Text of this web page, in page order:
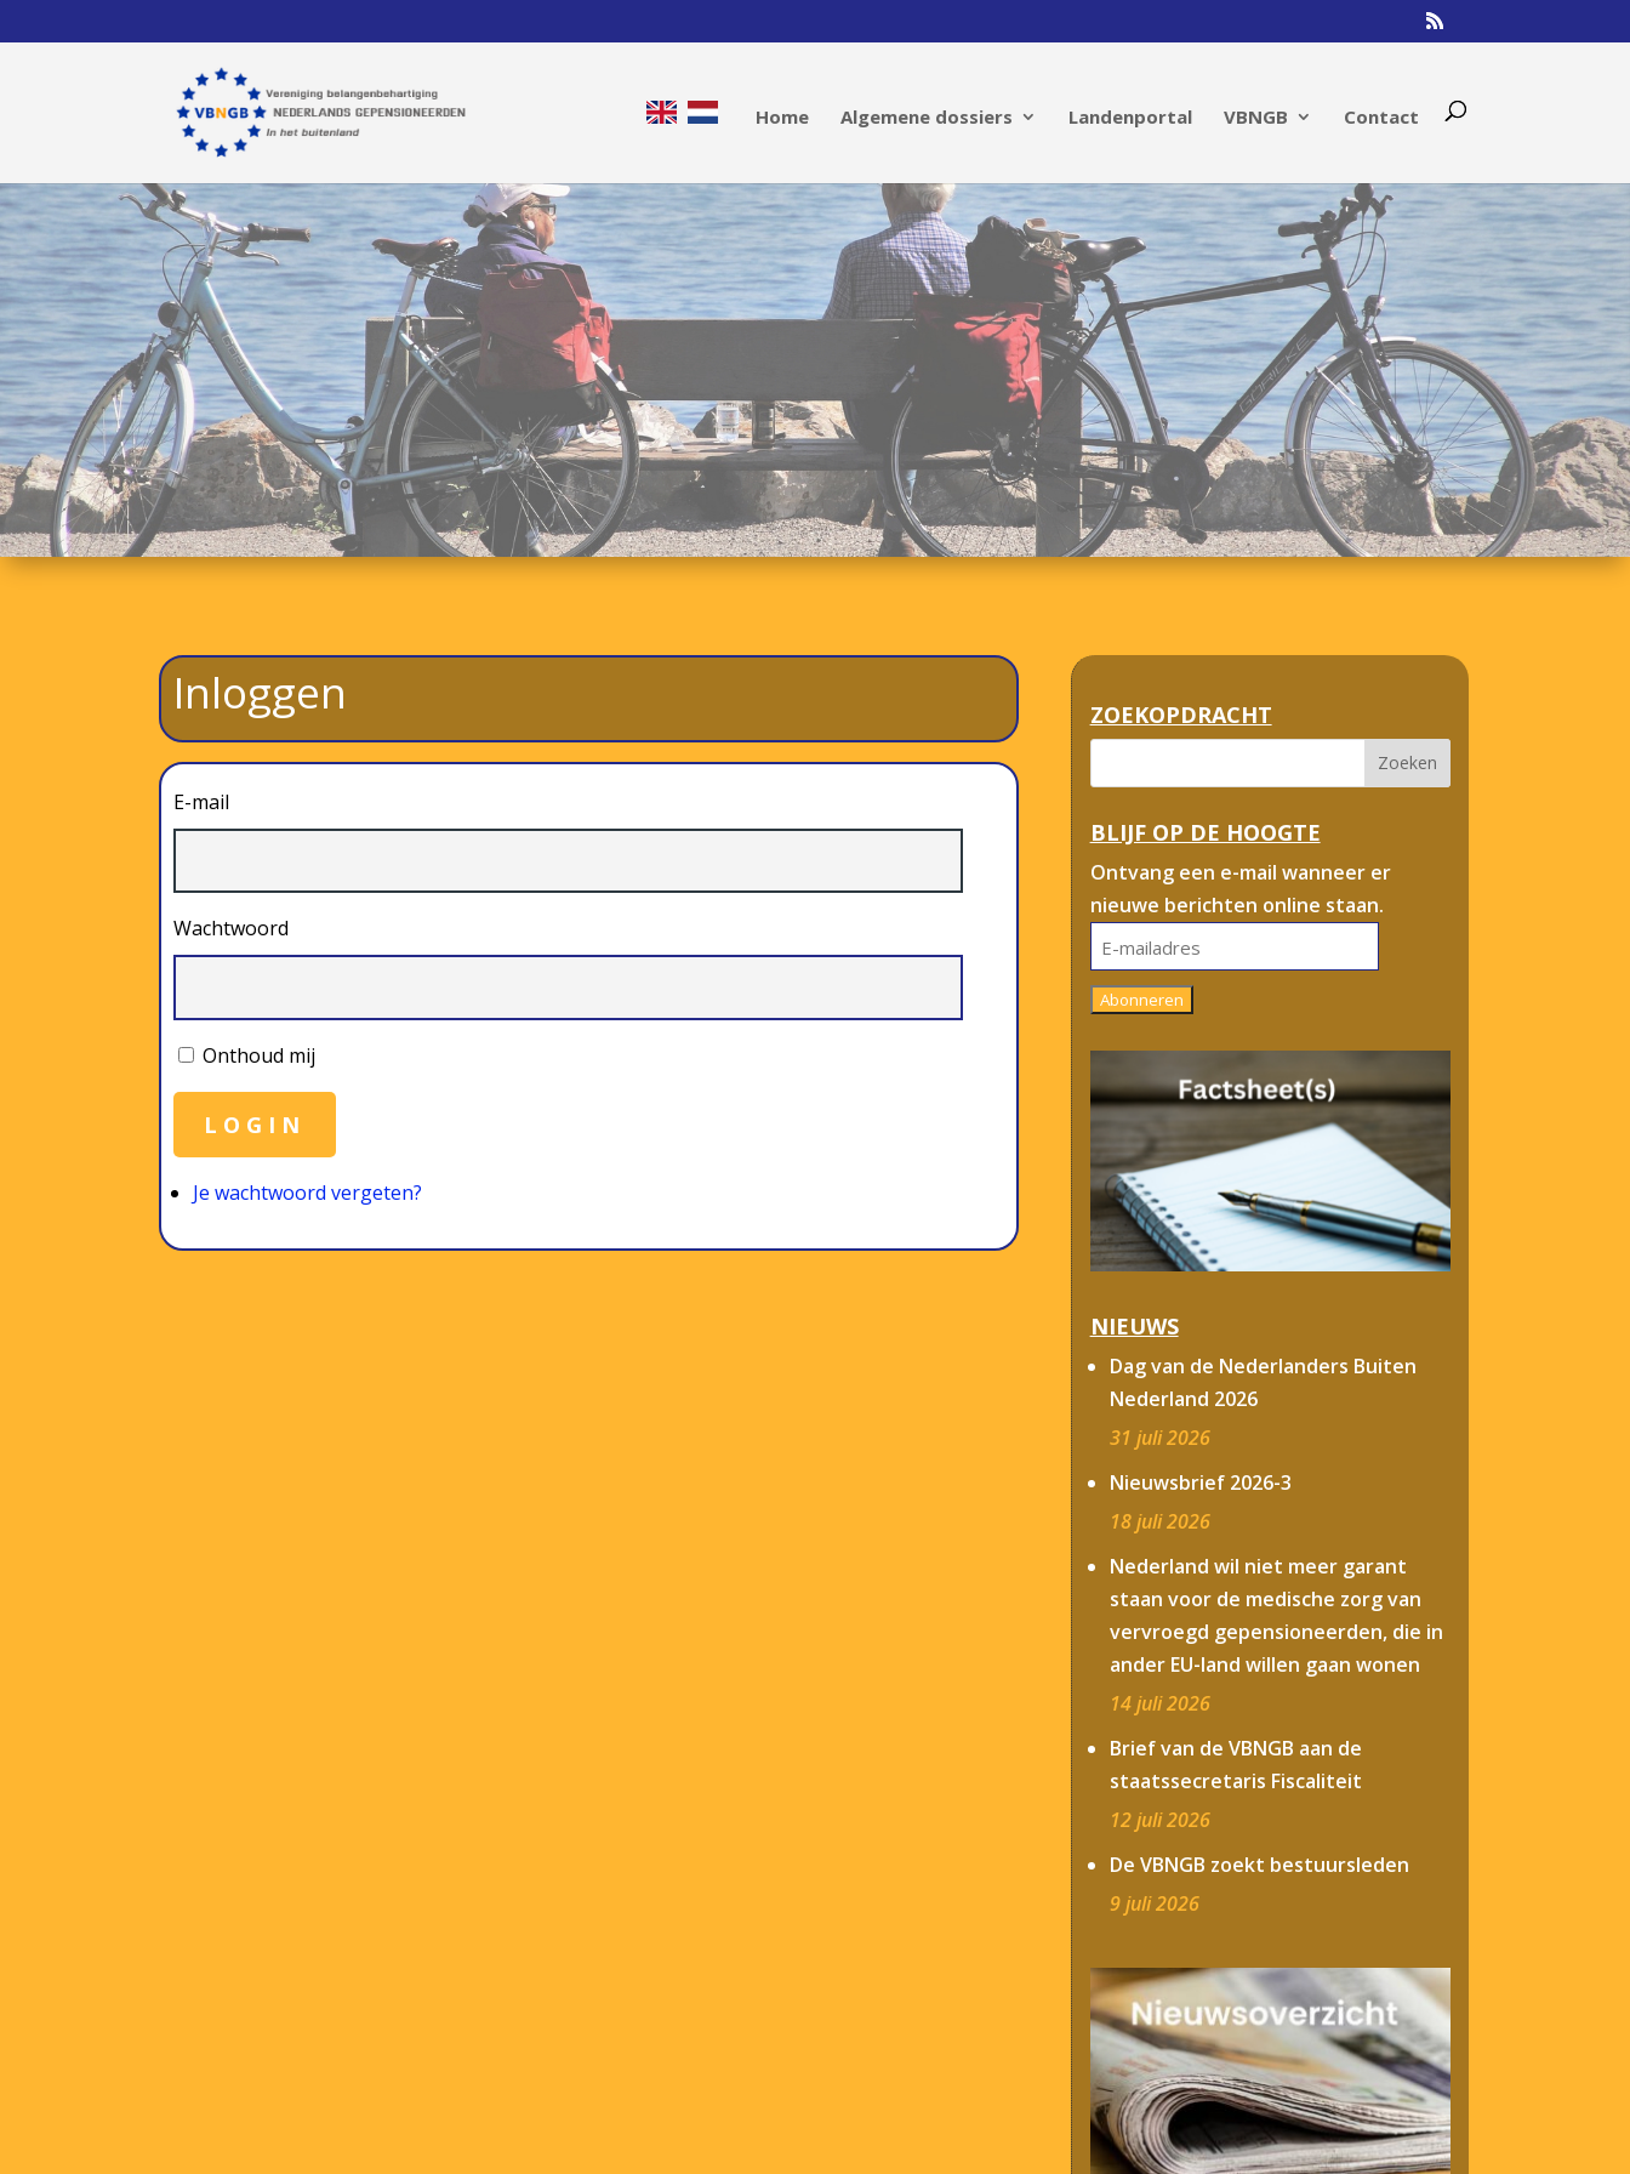
Home Algemene dossiers Landenportal VBNGB Contact
Inloggen
E-mail
Wachtwoord
Onthoud mij
LOGIN
Je wachtwoord vergeten?
ZOEKOPDRACHT
BLIJF OP DE HOOGTE
Ontvang een e-mail wanneer er
nieuwe berichten online staan.
E-
mailadres
Abonneren
NIEUWS
Dag van de Nederlanders Buiten
Nederland 2026
31 juli 2026
Nieuwsbrief 2026-3
18 juli 2026
Nederland wil niet meer garant
staan voor de medische zorg van
vervroegd gepensioneerden, die in
ander EU-land willen gaan wonen
14 juli 2026
Brief van de VBNGB aan de
staatssecretaris Fiscaliteit
12 juli 2026
De VBNGB zoekt bestuursleden
9 juli 2026